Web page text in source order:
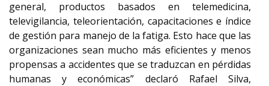
general, productos basados en telemedicina,
televigilancia, teleorientación, capacitaciones e índice
de gestión para manejo de la fatiga. Esto hace que las
organizaciones sean mucho más eficientes y menos
propensas a accidentes que se traduzcan en pérdidas
humanas y económicas” declaró Rafael Silva,